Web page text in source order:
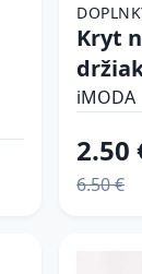
Kryt
iMODA
2.50
6.50 €